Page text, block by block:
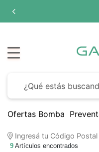
Ofertas Bomba
Ingresá tu Código Postal
9 Artículos encontrados